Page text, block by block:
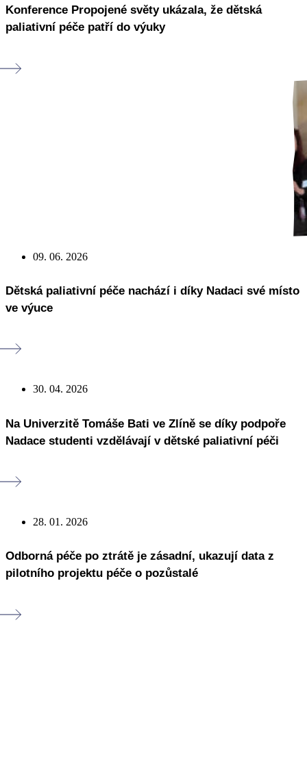
Konference Propojené světy ukázala, že dětská
paliativní péče patří do výuky
09. 06. 2026
Dětská paliativní péče nachází i díky Nadaci své místo
ve výuce
30. 04. 2026
Na Univerzitě Tomáše Bati ve Zlíně se díky podpoře
Nadace studenti vzdělávají v dětské paliativní péči
28. 01. 2026
Odborná péče po ztrátě je zásadní, ukazují data z
pilotního projektu péče o pozůstalé